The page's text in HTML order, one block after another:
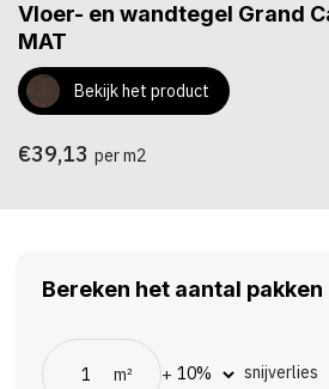
Vloer- en wandtegel Grand
MAT
Bekijk het product
€39,13 per m2
Bereken het aantal pakken
m² + snijverlies